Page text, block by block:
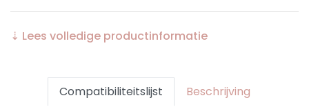
⇣ Lees volledige productinformatie
Compatibiliteitslijst
Beschrijving